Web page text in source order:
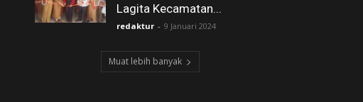
Lagita Kecamatan...
redaktur - 9 Januari 2024
Muat lebih banyak